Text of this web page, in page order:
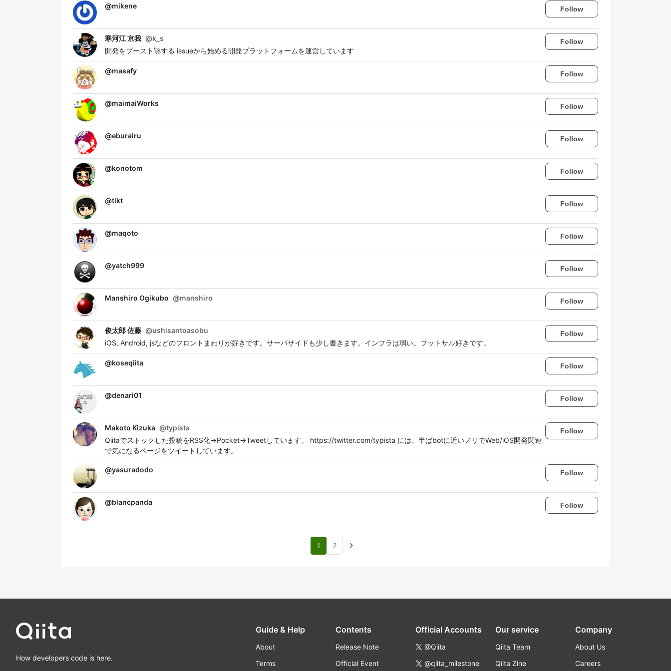
@mikene Follow
寒河江 京我 @k_s
開発をブースト🚀する issueから始める開発プラットフォームを運営しています
Follow
@masafy Follow
@maimaiWorks Follow
@eburairu Follow
@konotom Follow
@tikt Follow
@maqoto Follow
@yatch999 Follow
Manshiro Ogikubo @manshiro Follow
俊太郎 佐藤 @ushisantoasobu
iOS, Android, jsなどのフロントまわりが好きです。サーバサイドも少し書きます。インフラは弱い。フットサル好きです。
Follow
@koseqiita Follow
@denari01 Follow
Makoto Kizuka @typista
Qiitaでストックした投稿をRSS化→Pocket→Tweetしています。 https://twitter.com/typista には、半ばbotに近いノリでWeb/iOS開発関連
で気になるページをツイートしています。
Follow
@yasuradodo Follow
@blancpanda Follow
1 2 navigate_next
How developers code is here.
Guide & Help
About
Terms
Contents
Release Note
Official Event
Official Accounts
@Qiita
@qiita_milestone
Our service
Qiita Team
Qiita Zine
Company
About Us
Careers